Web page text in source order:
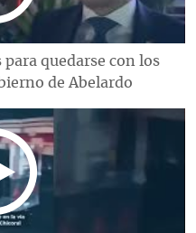
quedarse con los
de Abelardo